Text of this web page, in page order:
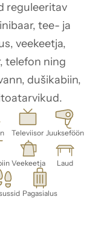
reguleeritav
tee- ja
veekeetja,
telefon ning
dušikabiin,
Televiisor Juukseföön
Veekeetja Laud
Pagasialus